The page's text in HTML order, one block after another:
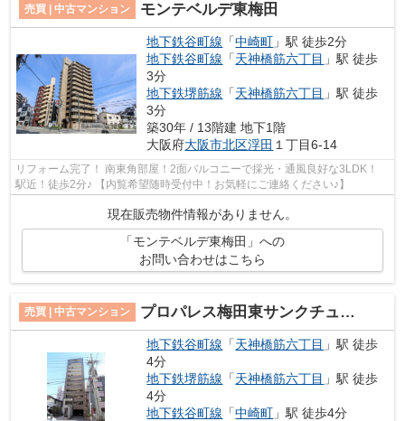
売買 | 中古マンション モンテベルデ東梅田
地下鉄谷町線 「中崎町 」駅 徒歩2分
地下鉄谷町線 「天神橋筋六丁目 」駅 徒歩
3分
地下鉄堺筋線 「天神橋筋六丁目 」駅 徒歩
3分
築30年 / 13階建 地下1階
大阪府大阪市北区浮田 １丁目6-14
リフォーム完了！ 南東角部屋！2面バルコニーで採光・通風良好な3LDK！
駅近！徒歩2分♪ 【内覧希望随時受付中！お気軽にご連絡ください♪】
現在販売物件情報がありません。
「モンテベルデ東梅田」への
お問い合わせはこちら
売買 | 中古マンション プロパレス梅田東サンクチュエール
地下鉄谷町線 「天神橋筋六丁目 」駅 徒歩
4分
地下鉄堺筋線 「天神橋筋六丁目 」駅 徒歩
4分
地下鉄谷町線 「中崎町 」駅 徒歩4分